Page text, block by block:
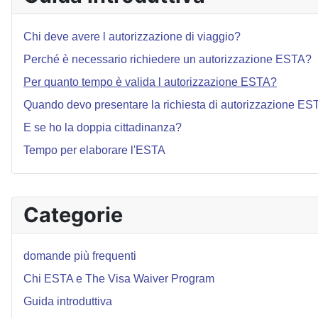
Categorie
domande più frequenti
Chi ESTA e The Visa Waiver Program
Guida introduttiva
Chi deve avere l autorizzazione di viaggio?
Perché è necessario richiedere un autorizzazione ESTA?
Per quanto tempo è valida l autorizzazione ESTA?
Quando devo presentare la richiesta di autorizzazione
E se ho la doppia cittadinanza?
Tempo per elaborare l'ESTA